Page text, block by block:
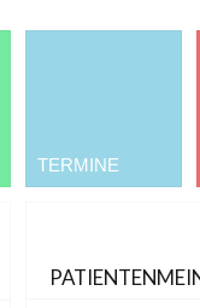
TERMINE